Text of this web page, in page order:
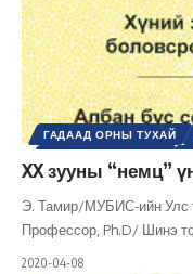
ГАДААД ОРНЫ ТУХАЙ
XX зууны “немц”
Э. Тамир/МУБИС-ийн Улс
Профессор, Ph.D/ Шинэ
2020-04-08